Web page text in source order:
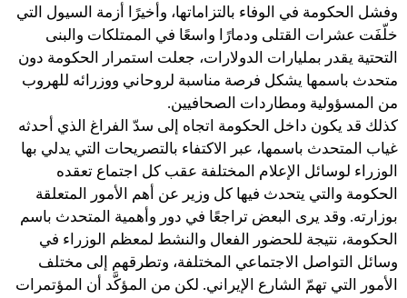
وفشل الحكومة في الوفاء بالتزاماتها، وأخيرًا أزمة السيول التي
خلّفَت عشرات القتلى ودمارًا واسعًا في الممتلكات والبنى
التحتية يقدر بمليارات الدولارات، جعلت استمرار الحكومة دون
متحدث باسمها يشكل فرصة مناسبة لروحاني ووزرائه للهروب
من المسؤولية ومطاردات الصحافيين.
كذلك قد يكون داخل الحكومة اتجاه إلى سدّ الفراغ الذي أحدثه
غياب المتحدث باسمها، عبر الاكتفاء بالتصريحات التي يدلي بها
الوزراء لوسائل الإعلام المختلفة عقب كل اجتماع تعقده
الحكومة والتي يتحدث فيها كل وزير عن أهم الأمور المتعلقة
بوزارته. وقد يرى البعض تراجعًا في دور وأهمية المتحدث باسم
الحكومة، نتيجة للحضور الفعال والنشط لمعظم الوزراء في
وسائل التواصل الاجتماعي المختلفة، وتطرقهم إلى مختلف
الأمور التي تهمّ الشارع الإيراني. لكن من المؤكَّد أن المؤتمرات